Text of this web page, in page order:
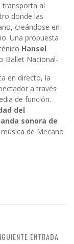
transporta al
donde las
creándose en
Una propuesta
Hansel
Ballet Nacional-.
en directo, la
a través
de función.
del
sonora de
de Mecano
ENTRADA